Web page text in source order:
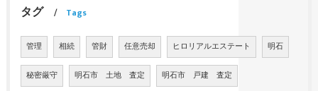
タグ Tags
管理 相続 管財 任意売却 ヒロリアルエステート 明石
秘密厳守 明石市 土地 査定 明石市 戸建 査定